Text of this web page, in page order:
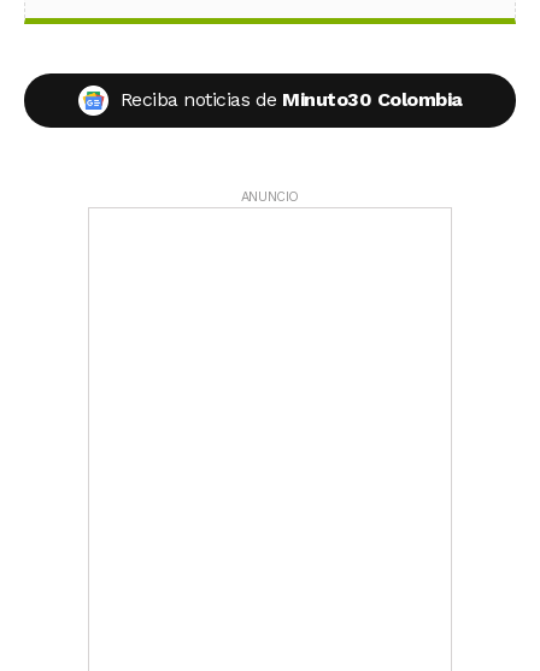
Reciba noticias de Minuto30 Colombia
ANUNCIO